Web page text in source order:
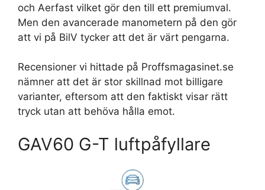
och Aerfast vilket gör den till ett premiumval.
Men den avancerade manometern på den gör
att vi på BilV tycker att det är värt pengarna.
Recensioner vi hittade på Proffsmagasinet.se
nämner att det är stor skillnad mot billigare
varianter, eftersom att den faktiskt visar rätt
tryck utan att behöva hålla emot.
GAV60 G-T luftpåfyllare